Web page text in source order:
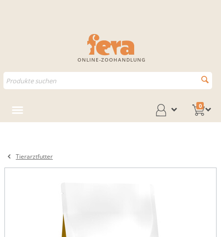
ONLINE-ZOOHANDLUNG
0
Tierarztfutter